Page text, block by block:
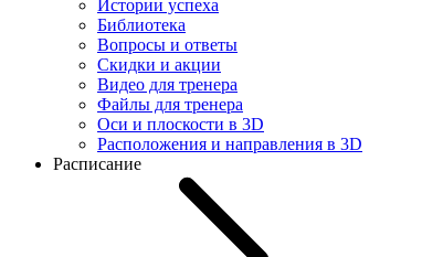
Истории успеха
Библиотека
Вопросы и ответы
Скидки и акции
Видео для тренера
Файлы для тренера
Оси и плоскости в 3D
Расположения и направления в 3D
Расписание